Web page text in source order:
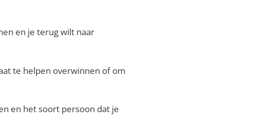
en je terug wilt naar
te helpen overwinnen of om
en het soort persoon dat je